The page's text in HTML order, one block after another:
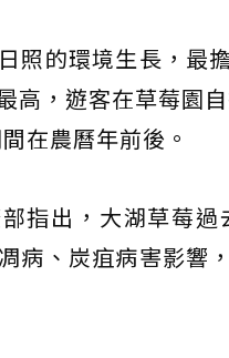
照的環境生長，最
高，遊客在草莓園
在農曆年前後。
指出，大湖草莓
病、炭疽病害影響